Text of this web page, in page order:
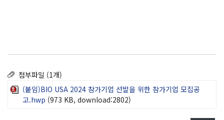
첨부파일 (1개)
(붙임)BIO USA 2024 참가기업 선발을 위한 참가기업 모집공
고.hwp (973 KB, download:2802)